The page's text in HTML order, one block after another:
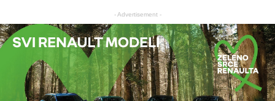
- Advertisement -